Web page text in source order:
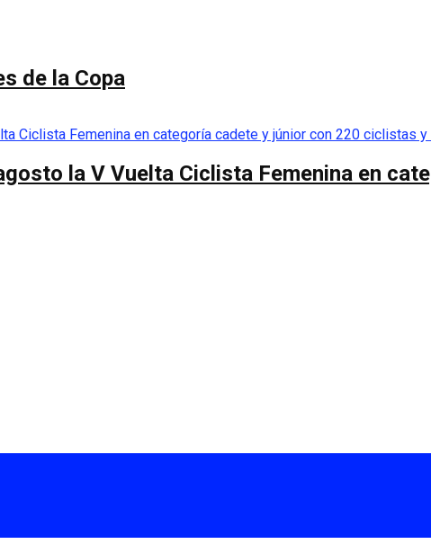
de la Copa
la V Vuelta Ciclista Femenina en